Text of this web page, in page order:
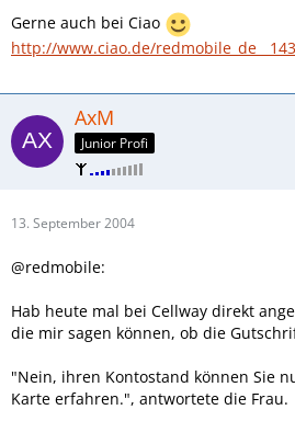
Gerne auch bei Ciao
http://www.ciao.de/
AxM
Junior Profi
13. September 2004
@redmobile:
Hab heute mal bei Cellway direkt
die mir sagen können, ob die
"Nein, ihren Kontostand können Sie
Karte erfahren.", antwortete die Frau.